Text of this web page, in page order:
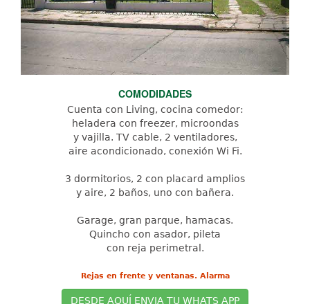
COMODIDADES
Cuenta con Living, cocina comedor:
heladera con freezer, microondas
y vajilla. TV cable, 2 ventiladores,
aire acondicionado, conexión Wi Fi.
3 dormitorios, 2 con placard amplios
y aire, 2 baños, uno con bañera.
Garage, gran parque, hamacas.
Quincho con asador, pileta
con reja perimetral.
Rejas en frente y ventanas. Alarma
DESDE AQUÍ ENVIA TU WHATS APP